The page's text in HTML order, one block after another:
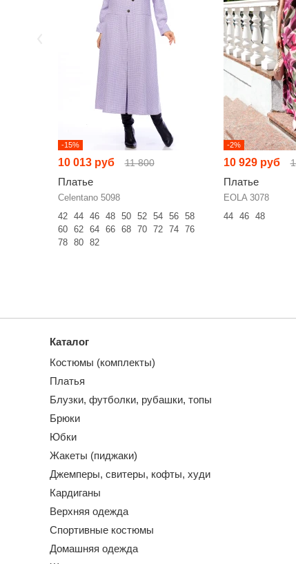
-15%
10 013 руб 11 800
Платье
Celentano 5098
42
44 46 48 50 52 54 56
58
60
62 64 66 68 70 72 74
76
78
80 82
-2%
10 929 руб
Платье
EOLA 3078
44
46 48
Каталог
Костюмы (комплекты)
Платья
Блузки, футболки, рубашки, топы
Брюки
Юбки
Жакеты (пиджаки)
Джемперы, свитеры, кофты, худи
Кардиганы
Верхняя одежда
Спортивные костюмы
Домашняя одежда